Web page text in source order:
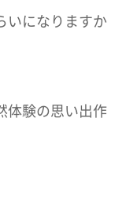
いになりますか
体験の思い出作